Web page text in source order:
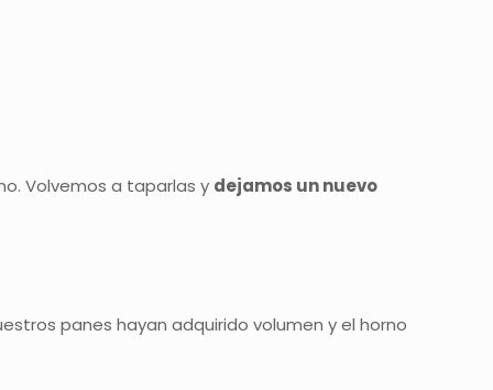
Volvemos a taparlas y dejamos un nuevo
panes hayan adquirido volumen y el horno